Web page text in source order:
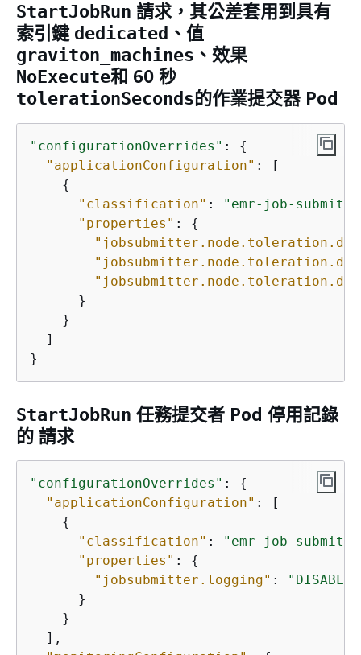
StartJobRun 請求，其公差套用到具有
索引鍵 dedicated 、值
graviton_machines 、效果
NoExecute和 60 秒
tolerationSeconds的作業提交器 Pod
"configurationOverrides" : {
"applicationConfiguration" : [
{
"classification" :
"emr-job-
"properties" : {
      }
    }
  ]
}
StartJobRun 任務提交者 Pod 停用記錄
的 請求
"configurationOverrides" : {
"applicationConfiguration" : [
{
"classification" :
"emr-job-
"properties" : {
"jobsubmitter.logging" :
      }
    }
  ],